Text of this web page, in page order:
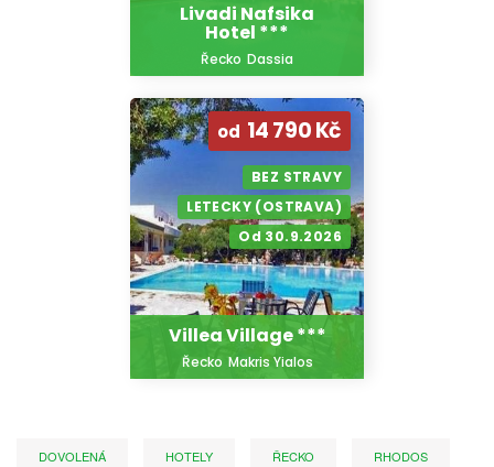
Livadi Nafsika
Hotel ***
Řecko Dassia
od 14 790 Kč
BEZ STRAVY
LETECKY (OSTRAVA)
Od 30.9.2026
Villea Village ***
Řecko Makris Yialos
DOVOLENÁ HOTELY ŘECKO RHODOS